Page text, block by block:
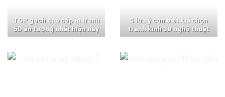
TOP gạch cao cấp in tranh
5D ấn tượng nhất hiện nay
5 lưu ý cần biết khi chọn
tranh kính 3D nghệ thuật